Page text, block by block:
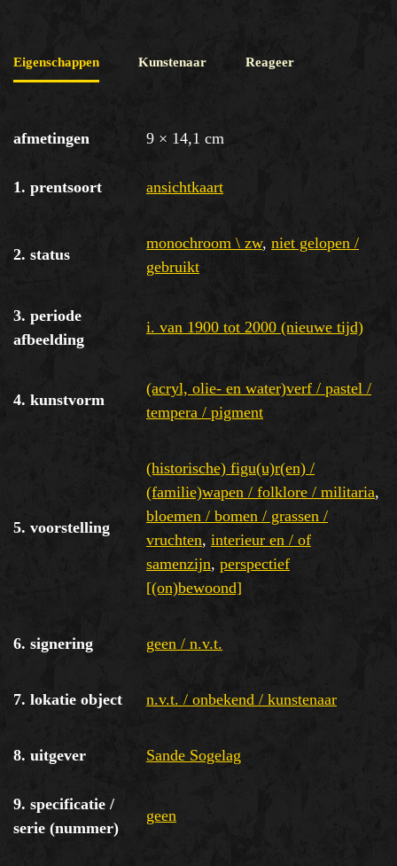
Eigenschappen Kunstenaar Reageer
afmetingen 9 × 14,1 cm
1. prentsoort ansichtkaart
2. status
monochroom \ zw, niet gelopen /
gebruikt
3. periode
afbeelding
i. van 1900 tot 2000 (nieuwe tijd)
4. kunstvorm
(acryl, olie- en water)verf / pastel /
tempera / pigment
5. voorstelling
(historische) figu(u)r(en) /
(familie)wapen / folklore / militaria,
bloemen / bomen / grassen /
vruchten, interieur en / of
samenzijn, perspectief
[(on)bewoond]
6. signering geen / n.v.t.
7. lokatie object n.v.t. / onbekend / kunstenaar
8. uitgever Sande Sogelag
9. specificatie /
serie (nummer)
geen